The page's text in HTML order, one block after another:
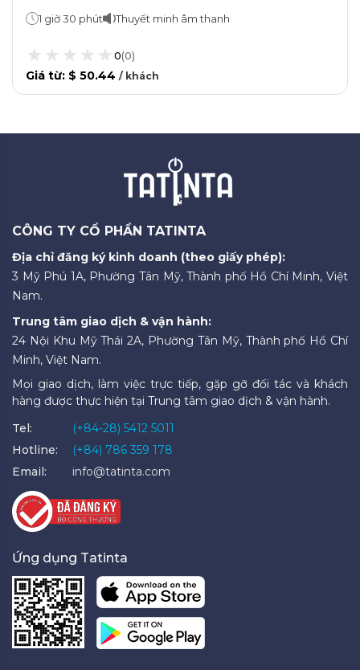
1 giờ 30 phút Thuyết minh âm thanh
0(0)
Giá từ: $ 50.44 / khách
CÔNG TY CỔ PHẦN TATINTA
Địa chỉ đăng ký kinh doanh (theo giấy phép):
3 Mỹ Phú 1A, Phường Tân Mỹ, Thành phố Hồ Chí Minh, Việt
Nam.
Trung tâm giao dịch & vận hành:
24 Nội Khu Mỹ Thái 2A, Phường Tân Mỹ, Thành phố Hồ Chí
Minh, Việt Nam.
Mọi giao dịch, làm việc trực tiếp, gặp gỡ đối tác và khách
hàng được thực hiện tại Trung tâm giao dịch & vận hành.
Tel:
(+84-28) 5412 5011
Hotline:
(+84) 786 359 178
Email:
info@tatinta.com
Ứng dụng Tatinta